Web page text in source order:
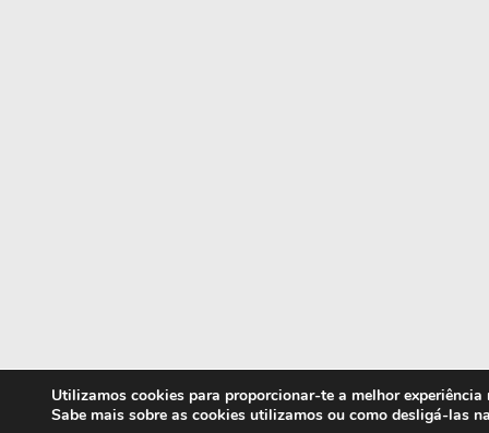
Utilizamos cookies para proporcionar-te a melhor experiência
Sabe mais sobre as cookies utilizamos ou como desligá-las